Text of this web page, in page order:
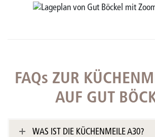
FAQs ZUR
AUF GUT
WAS IST DIE KÜCHENMEILE A30?